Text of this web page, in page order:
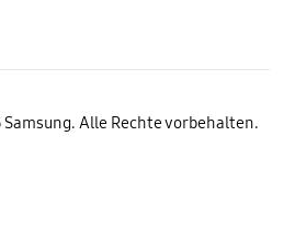
Alle Rechte vorbehalten.